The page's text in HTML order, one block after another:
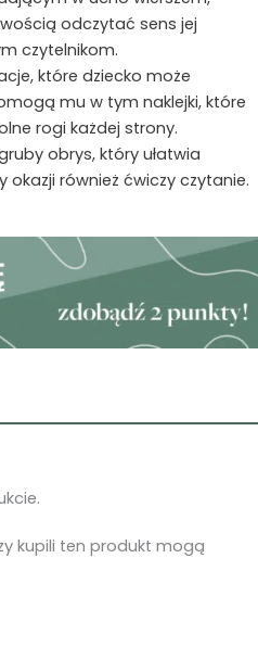
odczytać sens jej
czytelnikom.
które dziecko może
mu w tym naklejki, które
rogi każdej strony.
obrys, który ułatwia
okazji również ćwiczy czytanie.
kupili ten produkt mogą